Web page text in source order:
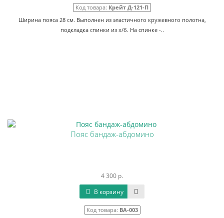
Код товара: Крейт Д-121-П
Ширина пояса 28 см. Выполнен из эластичного кружевного полотна,
подкладка спинки из х/б. На спинке -..
Пояс бандаж-абдомино
4 300 р.
В корзину
Код товара: BA-003